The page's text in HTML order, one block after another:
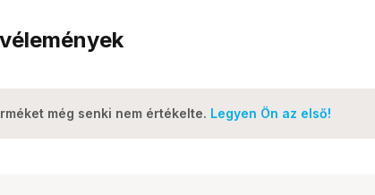
még senki nem értékelte. Legyen Ön az első!